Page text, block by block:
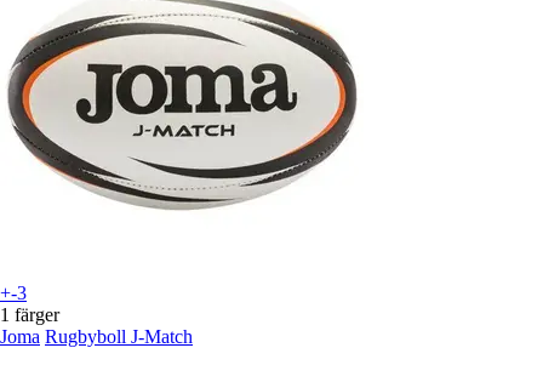
+-3
1 färger
Joma Rugbyboll J-Match